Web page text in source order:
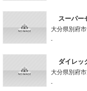
スーパー
大分県別府
-
ダイレッ
大分県別府
-